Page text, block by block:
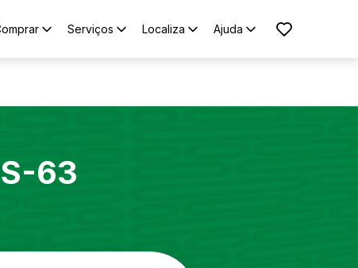
Serviços Localiza Ajuda
S-63